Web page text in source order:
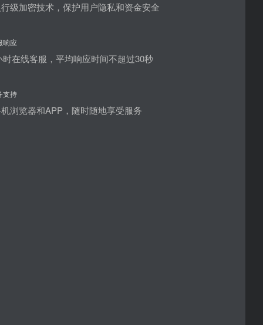
级加密技术，保护用户隐私和资金安全
响应
时在线客服，平均响应时间不超过30秒
支持
浏览器和APP，随时随地享受服务